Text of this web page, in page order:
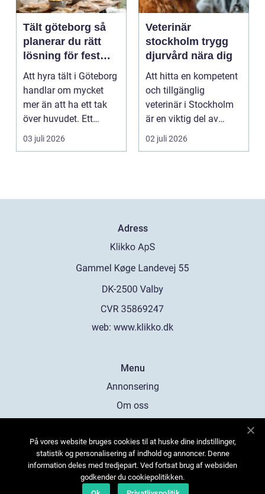
Tält göteborg så
planerar du rätt
lösning för fest
och event
Att hyra tält i Göteborg
handlar om mycket
mer än att ha ett tak
över huvudet. Ett
genomtänkt tält s...
03 juli 2026
Veterinär
stockholm trygg
djurvård nära dig
Att hitta en kompetent
och tillgänglig
veterinär i Stockholm
är en viktig del av
ansvaret som djuräg...
02 juli 2026
Adress
web: www.klikko.dk
Menu
Annonsering
Om oss
Kontakta oss
Sitemap
På vores website bruges cookies til at huske dine indstillinger,
statistik og personalisering af indhold og annoncer. Denne
information deles med tredjepart. Ved fortsat brug af websiden
godkender du cookiepolitikken.